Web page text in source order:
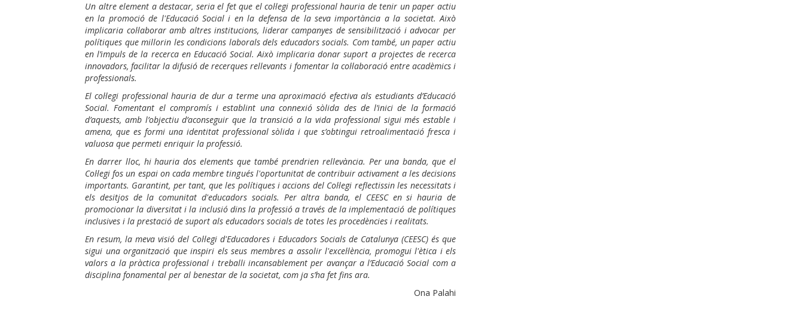
Un altre element a destacar, seria el fet que el col·legi professional hauria de tenir un paper actiu
en la promoció de l'Educació Social i en la defensa de la seva importància a la societat. Això
implicaria col·laborar amb altres institucions, liderar campanyes de sensibilització i advocar per
polítiques que millorin les condicions laborals dels educadors socials. Com també, un paper actiu
en l’impuls de la recerca en Educació Social. Això implicaria donar suport a projectes de recerca
innovadors, facilitar la difusió de recerques rellevants i fomentar la col·laboració entre acadèmics i
professionals.
El col·legi professional hauria de dur a terme una aproximació efectiva als estudiants d’Educació
Social. Fomentant el compromís i establint una connexió sòlida des de l’inici de la formació
d’aquests, amb l’objectiu d’aconseguir que la transició a la vida professional sigui més estable i
amena, que es formi una identitat professional sòlida i que s’obtingui retroalimentació fresca i
valuosa que permeti enriquir la professió.
En darrer lloc, hi hauria dos elements que també prendrien rellevància. Per una banda, que el
Col·legi fos un espai on cada membre tingués l'oportunitat de contribuir activament a les decisions
importants. Garantint, per tant, que les polítiques i accions del Col·legi reflectissin les necessitats i
els desitjos de la comunitat d'educadors socials. Per altra banda, el CEESC en si hauria de
promocionar la diversitat i la inclusió dins la professió a través de la implementació de polítiques
inclusives i la prestació de suport als educadors socials de totes les procedències i realitats.
En resum, la meva visió del Col·legi d'Educadores i Educadors Socials de Catalunya (CEESC) és que
sigui una organització que inspiri els seus membres a assolir l'excel·lència, promogui l'ètica i els
valors a la pràctica professional i treballi incansablement per avançar a l’Educació Social com a
disciplina fonamental per al benestar de la societat, com ja s’ha fet fins ara.
Ona Palahi